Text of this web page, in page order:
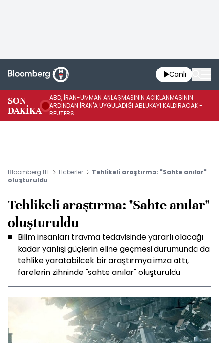
Canlı
SON
DAKİKA
ABD, İRAN-UMMAN ANLAŞMASININ AÇIKLANMASININ
ARDINDAN İRAN'A UYGULADIĞI ABLUKAYI KALDIRACAK -
REUTERS
Bloomberg HT Haberler
Tehlikeli araştırma: "Sahte anılar"
oluşturuldu
Tehlikeli araştırma: "Sahte anılar"
oluşturuldu
Bilim insanları travma tedavisinde yararlı olacağı
kadar yanlışi güçlerin eline geçmesi durumunda da
tehlike yaratabilcek bir araştırmya imza attı,
farelerin zihninde "sahte anılar" oluşturuldu